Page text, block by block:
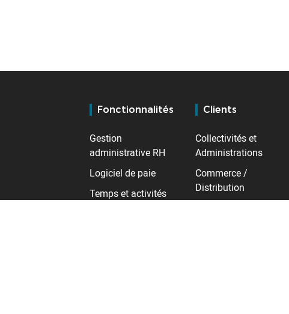
Fonctionnalités
Gestion
administrative RH
Logiciel de paie
Temps et activités
Clients
Collectivités et
Administrations
Commerce /
Distribution